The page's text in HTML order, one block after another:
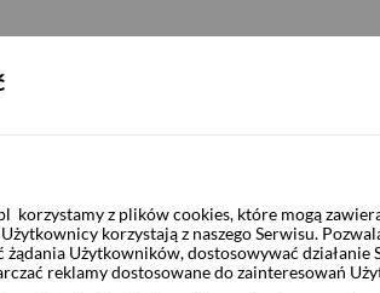
z pełną ochroną kapitału w dacie
z pełną ochroną kapitału w dacie
i Nestlé S.A. na 2 lata w PLN
korzystamy z plików cookies, które mogą
korzystają z naszego Serwisu.
żądania Użytkowników, dostosowywać
reklamy dostosowane do zainteresowań